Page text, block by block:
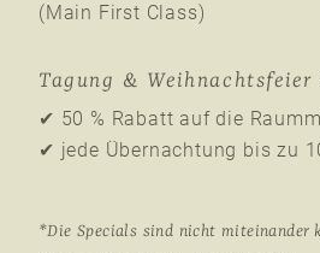
(Main First Class)
Tagung & Weihnachtsfeier
✔ 50 % Rabatt auf die
✔ jede Übernachtung bis zu
*Die Specials sind nicht miteinander